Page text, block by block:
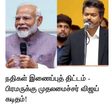
நதிகள் இணைப்புத் திட்டம் -
பிரமருக்கு முதலமைச்சர் விஜய்
கடிதம்!